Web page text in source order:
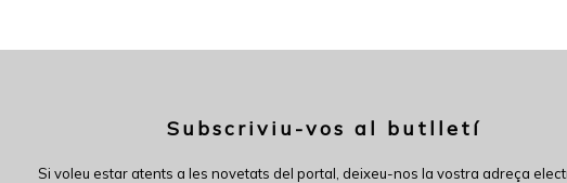
Subscriviu-vos al butlletí
Si voleu estar atents a les novetats del portal, deixeu-nos la vostra adreça